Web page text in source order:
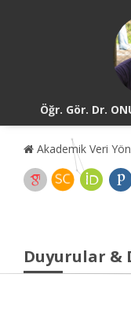
Öğr. Gör. Dr.
Akademik Veri
Duyurular &